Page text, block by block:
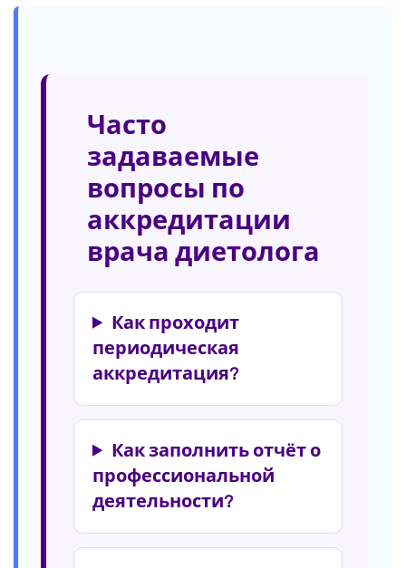
Часто
задаваемые
вопросы по
аккредитации
врача диетолога
Как проходит
периодическая
аккредитация?
Как заполнить отчёт о
профессиональной
деятельности?